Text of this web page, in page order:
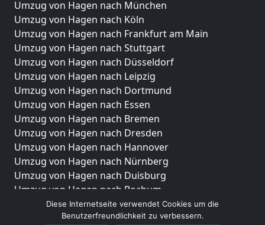
Umzug von Hagen nach München
Umzug von Hagen nach Köln
Umzug von Hagen nach Frankfurt am Main
Umzug von Hagen nach Stuttgart
Umzug von Hagen nach Düsseldorf
Umzug von Hagen nach Leipzig
Umzug von Hagen nach Dortmund
Umzug von Hagen nach Essen
Umzug von Hagen nach Bremen
Umzug von Hagen nach Dresden
Umzug von Hagen nach Hannover
Umzug von Hagen nach Nürnberg
Umzug von Hagen nach Duisburg
Umzug von Hagen nach Bochum
Umzug von Hagen nach Wuppertal
Umzug von Hagen nach Bielefeld
Diese Internetseite verwendet Cookies um die
Benutzerfreundlichkeit zu verbessern.